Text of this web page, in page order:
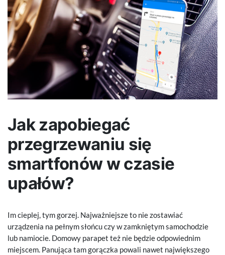
Jak zapobiegać
przegrzewaniu się
smartfonów w czasie
upałów?
Im cieplej, tym gorzej. Najważniejsze to nie zostawiać
urządzenia na pełnym słońcu czy w zamkniętym samochodzie
lub namiocie. Domowy parapet też nie będzie odpowiednim
miejscem. Panująca tam gorączka powali nawet największego